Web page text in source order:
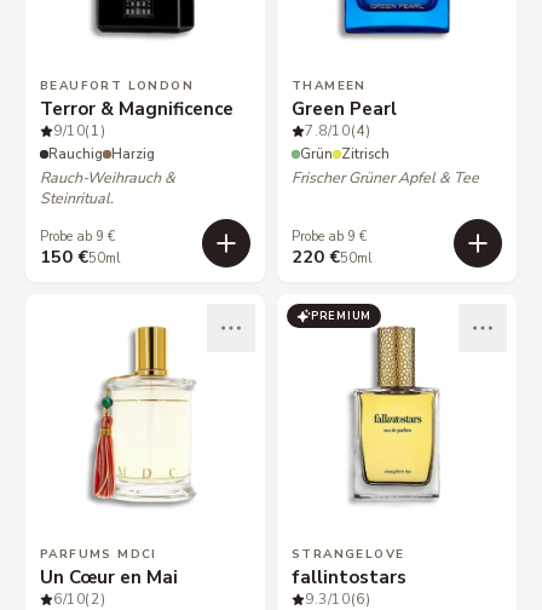
BEAUFORT LONDON
Terror & Magnificence
9/10(1)
Rauchig Harzig
Rauch-Weihrauch &
Steinritual.
Probe ab 9 €
150 €50ml
THAMEEN
Green Pearl
7.8/10(4)
Grün Zitrisch
Frischer Grüner Apfel & Tee
Probe ab 9 €
220 €50ml
PARFUMS MDCI
Un Cœur en Mai
6/10(2)
PREMIUM
STRANGELOVE
fallintostars
9.3/10(6)